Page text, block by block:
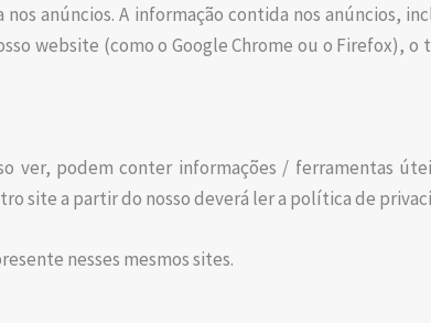
anúncios. A informação contida nos anúncios,
website (como o Google Chrome ou o Firefox),
ver, podem conter informações / ferramentas
site a partir do nosso deverá ler a política de
nesses mesmos sites.